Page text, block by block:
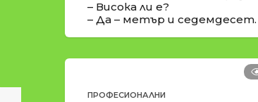
– Висока ли е?
– Да – метър и седемдесет.
ПРОФЕСИОНАЛНИ